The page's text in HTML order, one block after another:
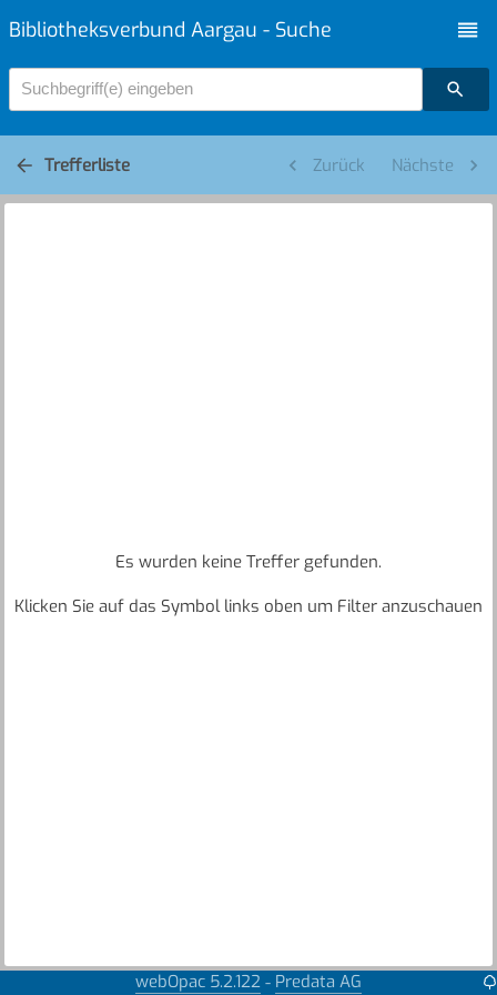
Bibliotheksverbund Aargau - Suche
Suchbegriff(e) eingeben
Trefferliste Zurück Nächste
Es wurden keine Treffer gefunden.
Klicken Sie auf das Symbol links oben um Filter anzuschauen
webOpac 5.2.122 - Predata AG